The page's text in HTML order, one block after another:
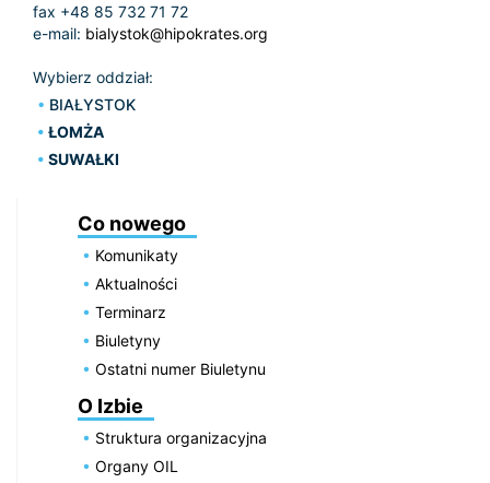
fax +48 85 732 71 72
e-mail: bialystok@hipokrates.org
Wybierz oddział:
BIAŁYSTOK
ŁOMŻA
SUWAŁKI
Co nowego
Komunikaty
Aktualności
Terminarz
Biuletyny
Ostatni numer Biuletynu
O Izbie
Struktura organizacyjna
Organy OIL